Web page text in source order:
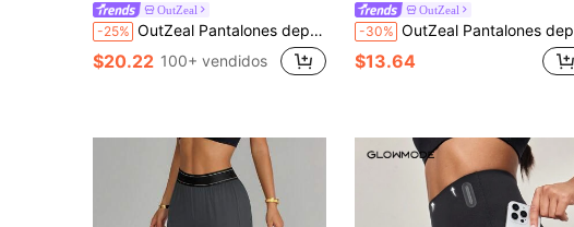
OutZeal
-25% OutZeal Pantalones deportivos para mujer, diseño de malla resistente al agua para campamento, senderismo y viaje, con bolsillos, unicolor, para actividades
$20.22 100+ vendidos
OutZeal
-30% OutZeal Pantalones deportivos para mujer, para gimnasio, yoga, casual, de secado rápido, cintura alta, pierna recta, corto, prenda inferior activa
$13.64